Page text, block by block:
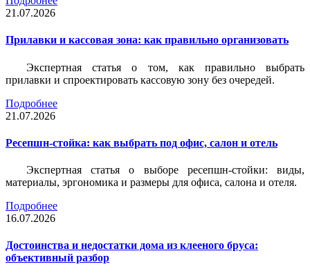
21.07.2026
Прилавки и кассовая зона: как правильно организовать
Экспертная статья о том, как правильно выбрать
прилавки и спроектировать кассовую зону без очередей.
Подробнее
21.07.2026
Ресепшн-стойка: как выбрать под офис, салон и отель
Экспертная статья о выборе ресепшн-стойки: виды,
материалы, эргономика и размеры для офиса, салона и отеля.
Подробнее
16.07.2026
Достоинства и недостатки дома из клееного бруса:
объективный разбор